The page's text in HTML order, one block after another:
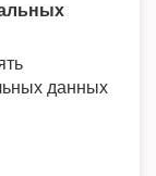
данных